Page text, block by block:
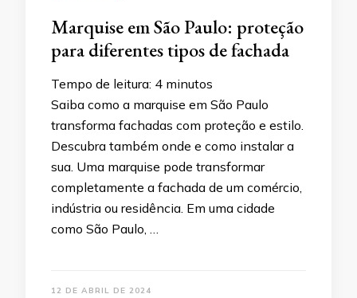
Marquise em São Paulo: proteção
para diferentes tipos de fachada
Tempo de leitura: 4 minutos
Saiba como a marquise em São Paulo
transforma fachadas com proteção e estilo.
Descubra também onde e como instalar a
sua. Uma marquise pode transformar
completamente a fachada de um comércio,
indústria ou residência. Em uma cidade
como São Paulo, …
12 DE ABRIL DE 2024